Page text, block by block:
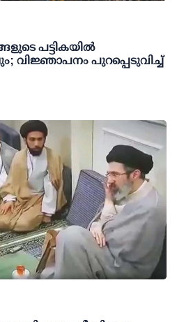
പട്ടികയില്‍
വിജ്ഞാപനം പുറപ്പെടുവിച്ച്